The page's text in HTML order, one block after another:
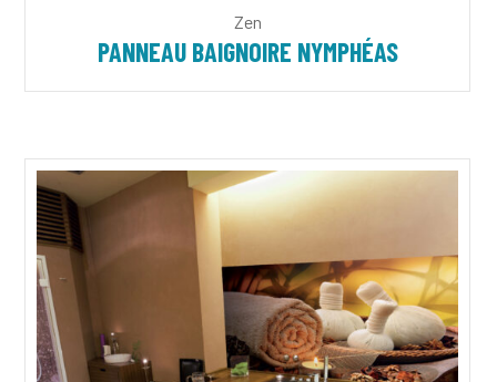
Zen
PANNEAU BAIGNOIRE NYMPHÉAS